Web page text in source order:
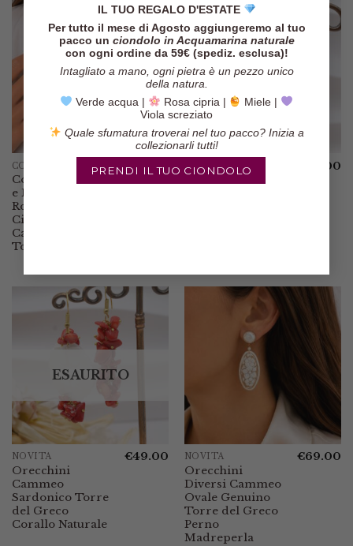
IL TUO REGALO D'ESTATE
Per tutto il mese di Agosto aggiungeremo al tuo
pacco un ciondolo in Acquamarina naturale
con ogni ordine da 59€ (spediz. esclusa)!
Intagliato a mano, ogni pietra è un pezzo unico
della natura.
Verde acqua |
Rosa cipria |
Miele |
Viola screziato
Quale sfumatura troverai nel tuo pacco? Inizia a
collezionarli tutti!
PRENDI IL TUO CIONDOLO
a
€105.00
€105.00
COLLANE
Collana Peridoti
e Perle a
Rosario
Ciondolo
Cammeo di
Torre del Greco
€109.00 NOVITÀ 55.00
ESAURITO
NOVITÀ
Orecchini
Cammeo
Sardonico Torre
del Greco
Corallo Naturale
€49.00 NOVITÀ
Orecchini
Diversi Cammeo
Ovale Genuino
Torre del Greco
Perno
Madreperla
€69.00